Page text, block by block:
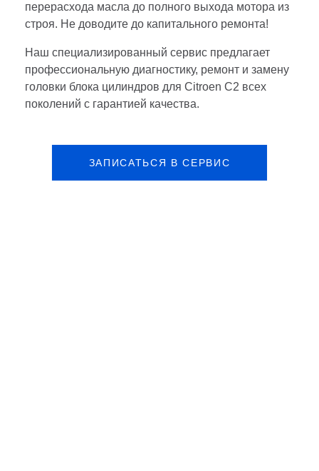
перерасхода масла до полного выхода мотора из
строя. Не доводите до капитального ремонта!
Наш специализированный сервис предлагает
профессиональную диагностику, ремонт и замену
головки блока цилиндров для Citroen C2 всех
поколений с гарантией качества.
ЗАПИСАТЬСЯ В СЕРВИС